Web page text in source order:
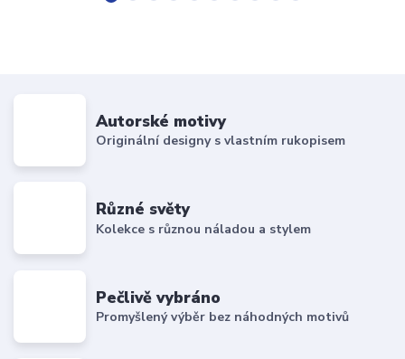
Autorské motivy
Originální designy s vlastním rukopisem
Různé světy
Kolekce s různou náladou a stylem
Pečlivě vybráno
Promyšlený výběr bez náhodných motivů